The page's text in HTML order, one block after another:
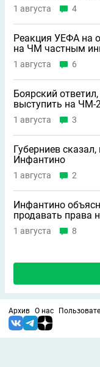
1 августа 4
Реакция УЕФА на
на ЧМ частным
1 августа 6
Боярский
выступить на ЧМ-
1 августа 3
Губерниев
Инфантино
1 августа 2
Инфантино
продавать права
1 августа 8
Архив О нас